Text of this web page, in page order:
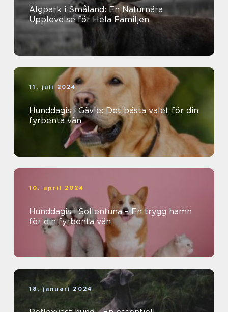
Älgpark i Småland: En Naturnära
Upplevelse för Hela Familjen
11. juli 2024
Hunddagis i Gävle: Det bästa valet för din
fyrbenta vän
10. april 2024
Hunddagis i Sollentuna – En trygg hamn
för din fyrbenta vän
18. januari 2024